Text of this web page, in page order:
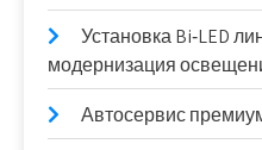
Установка Bi‑LED
модернизация
Автосервис